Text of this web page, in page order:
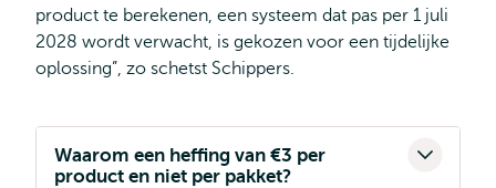
product te berekenen, een systeem dat pas per 1 juli
2028 wordt verwacht, is gekozen voor een tijdelijke
oplossing”, zo schetst Schippers.
Waarom een heffing van €3 per
product en niet per pakket?